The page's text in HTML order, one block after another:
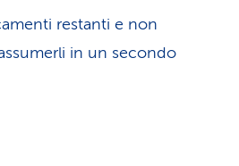
restanti e non
in un secondo